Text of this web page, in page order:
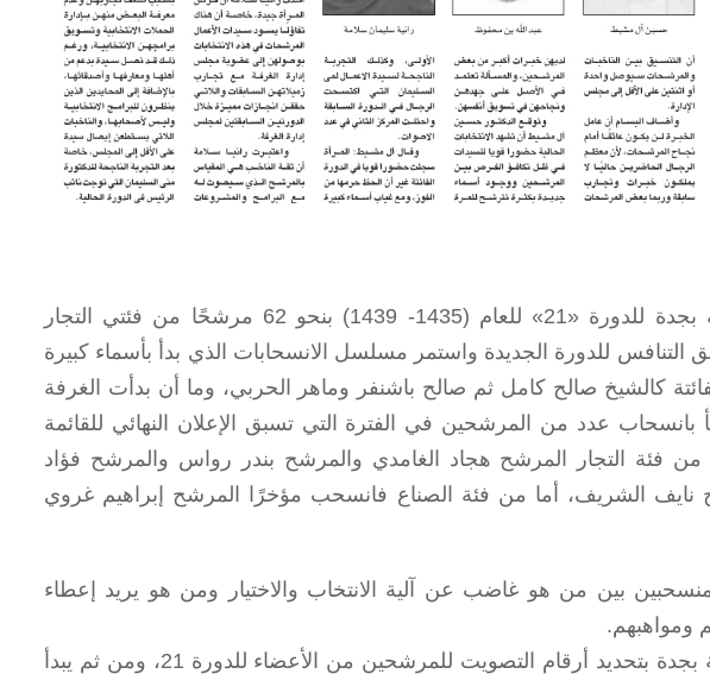
بدأت قائمة انتخابات الغرفة التجارية الصناعية بجدة للدورة «21» للعام (1435- 1439) بنحو 62 مرشحًا من فئتي التجار
التنافس للدورة الجديدة واستمر مسلسل الانسحابات الذي بدأ بأسماء كبيرة
كالشيخ صالح كامل ثم صالح باشنفر وماهر الحربي، وما أن بدأت الغرفة
بانسحاب عدد من المرشحين في الفترة التي تسبق الإعلان النهائي للقائمة
فئة التجار المرشح هجاد الغامدي والمرشح بندر رواس والمرشح فؤاد
نايف الشريف، أما من فئة الصناع فانسحب مؤخرًا المرشح إبراهيم غروي
بين من هو غاضب عن آلية الانتخاب والاختيار ومن هو يريد إعطاء
ومواهبهم.
من جهتها بدأت لجنة الانتخابات بالغرفة التجاريّة بجدة بتحديد أرقام التصويت للمرشحين من الأعضاء للدورة 21، ومن ثم يبدأ